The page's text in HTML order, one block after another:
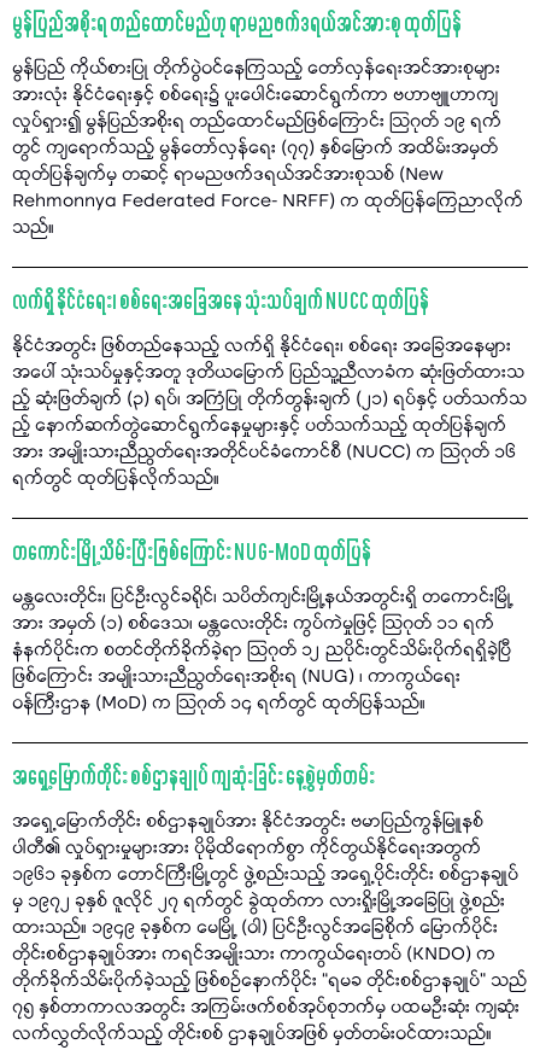
မွန်ပြည်အစိုးရ တည်ထောင်မည်ဟု ရာမညဖက်ဒရယ်အင်အားစု ထုတ်ပြန်
မွန်ပြည် ကိုယ်စားပြု တိုက်ပွဲဝင်နေကြသည့် တော်လှန်ရေးအင်အားစုများ
အားလုံး နိုင်ငံရေးနှင့် စစ်ရေး၌ ပူးပေါင်းဆောင်ရွက်ကာ ဗဟာဗျူဟာကျ
လှုပ်ရှား၍ မွန်ပြည်အစိုးရ တည်ထောင်မည်ဖြစ်ကြောင်း သြဂုတ် ၁၉ ရက်
တွင် ကျရောက်သည့် မွန်တော်လှန်ရေး (၇၇) နှစ်မြောက် အထိမ်းအမှတ်
ထုတ်ပြန်ချက်မှ တဆင့် ရာမညဖက်ဒရယ်အင်အားစုသစ် (New
Rehmonnya Federated Force- NRFF) က ထုတ်ပြန်ကြေညာလိုက်
သည်။
လက်ရှိ နိုင်ငံရေး၊ စစ်ရေးအခြေအနေ သုံးသပ်ချက် NUCC ထုတ်ပြန်
နိုင်ငံအတွင်း ဖြစ်တည်နေသည့် လက်ရှိ နိုင်ငံရေး၊ စစ်ရေး အခြေအနေများ
အပေါ် သုံးသပ်မှုနှင့်အတူ ဒုတိယမြောက် ပြည်သူ့ညီလာခံက ဆုံးဖြတ်ထားသ
ည့် ဆုံးဖြတ်ချက် (၃) ရပ်၊ အကြံပြု တိုက်တွန်းချက် (၂၁) ရပ်နှင့် ပတ်သက်သ
ည့် နောက်ဆက်တွဲဆောင်ရွက်နေမှုများနှင့် ပတ်သက်သည့် ထုတ်ပြန်ချက်
အား အမျိုးသားညီညွတ်ရေးအတိုင်ပင်ခံကောင်စီ (NUCC) က သြဂုတ် ၁၆
ရက်တွင် ထုတ်ပြန်လိုက်သည်။
တကောင်းမြို့ သိမ်းပြီးဖြစ်ကြောင်း NUG-MoD ထုတ်ပြန်
မန္တလေးတိုင်း၊ ပြင်ဦးလွင်ခရိုင်၊ သပိတ်ကျင်းမြို့နယ်အတွင်းရှိ တကောင်းမြို့
အား အမှတ် (၁) စစ်ဒေသ၊ မန္တလေးတိုင်း ကွပ်ကဲမှုဖြင့် သြဂုတ် ၁၁ ရက်
နံနက်ပိုင်းက စတင်တိုက်ခိုက်ခဲ့ရာ သြဂုတ် ၁၂ ညပိုင်းတွင်သိမ်းပိုက်ရရှိခဲ့ပြီ
ဖြစ်ကြောင်း အမျိုးသားညီညွတ်ရေးအစိုးရ (NUG) ၊ ကာကွယ်ရေး
ဝန်ကြီးဌာန (MoD) က သြဂုတ် ၁၄ ရက်တွင် ထုတ်ပြန်သည်။
အရှေ့မြောက်တိုင်း စစ်ဌာနချုပ် ကျဆုံးခြင်း နေ့စွဲမှတ်တမ်း
အရှေ့မြောက်တိုင်း စစ်ဌာနချုပ်အား နိုင်ငံအတွင်း ဗမာပြည်ကွန်မြူနစ်
ပါတီ၏ လှုပ်ရှားမှုများအား ပိုမိုထိရောက်စွာ ကိုင်တွယ်နိုင်ရေးအတွက်
၁၉၆၁ ခုနှစ်က တောင်ကြီးမြို့တွင် ဖွဲ့စည်းသည့် အရှေ့ပိုင်းတိုင်း စစ်ဌာနချုပ်
မှ ၁၉၇၂ ခုနှစ် ဇူလိုင် ၂၇ ရက်တွင် ခွဲထုတ်ကာ လားရှိုးမြို့အခြေပြု ဖွဲ့စည်း
ထားသည်။ ၁၉၄၉ ခုနှစ်က မေမြို့ (ဝါ) ပြင်ဦးလွင်အခြေစိုက် မြောက်ပိုင်း
တိုင်းစစ်ဌာနချုပ်အား ကရင်အမျိုးသား ကာကွယ်ရေးတပ် (KNDO) က
တိုက်ခိုက်သိမ်းပိုက်ခဲ့သည့် ဖြစ်စဉ်နောက်ပိုင်း “ရမခ တိုင်းစစ်ဌာနချုပ်” သည်
၇၅ နှစ်တာကာလအတွင်း အကြမ်းဖက်စစ်အုပ်စုဘက်မှ ပထမဦးဆုံး ကျဆုံး
လက်လွှတ်လိုက်သည့် တိုင်းစစ် ဌာနချုပ်အဖြစ် မှတ်တမ်းဝင်ထားသည်။